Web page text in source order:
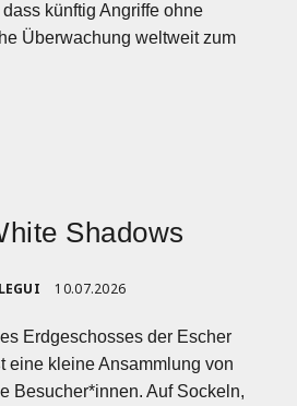
künftig Angriffe ohne
Überwachung weltweit zum
Shadows
10.07.2026
Erdgeschosses der Escher
eine kleine Ansammlung von
Besucher*innen. Auf Sockeln,